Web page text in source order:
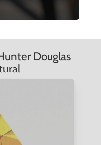
Douglas